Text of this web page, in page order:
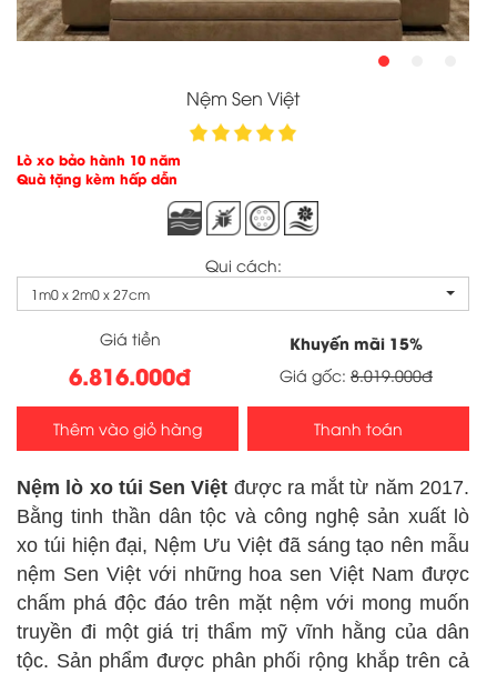
Nệm Sen Việt
Lò xo bảo hành 10 năm
Quà tặng kèm hấp dẫn
Qui cách:
1m0 x 2m0 x 27cm
Giá tiền
6.816.000đ
Khuyến mãi 15%
Giá gốc: 8.019.000đ
Thêm vào giỏ hàng Thanh toán
Nệm lò xo túi Sen Việt được ra mắt từ năm 2017.
Bằng tinh thần dân tộc và công nghệ sản xuất lò
xo túi hiện đại, Nệm Ưu Việt đã sáng tạo nên mẫu
nệm Sen Việt với những hoa sen Việt Nam được
chấm phá độc đáo trên mặt nệm với mong muốn
truyền đi một giá trị thẩm mỹ vĩnh hằng của dân
tộc. Sản phẩm được phân phối rộng khắp trên cả